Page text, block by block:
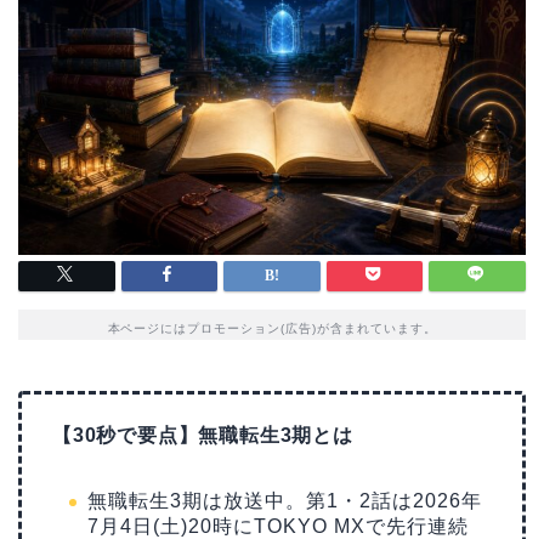
本ページにはプロモーション(広告)が含まれています。
【30秒で要点】無職転生3期とは
無職転生3期は放送中。第1・2話は2026年
7月4日(土)20時にTOKYO MXで先行連続